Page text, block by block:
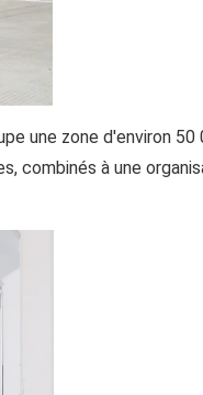
une zone d'environ 50
à une